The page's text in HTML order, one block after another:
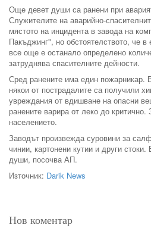
Още девет души са ранени при
Служителите на аварийно-
мястото на инцидента в завода на
Пакъджинг", но обстоятелството, че в
все още е останало определено
затруднява спасителните дейности.
Сред ранените има един пожарникар.
някои от пострадалите са получили
увреждания от вдишване на опасни
ранените варира от леко до критично.
населението.
Заводът произвежда суровини за
чинии, картонени кутии и други
души, посочва АП.
Източник: Darik News
Нов коментар